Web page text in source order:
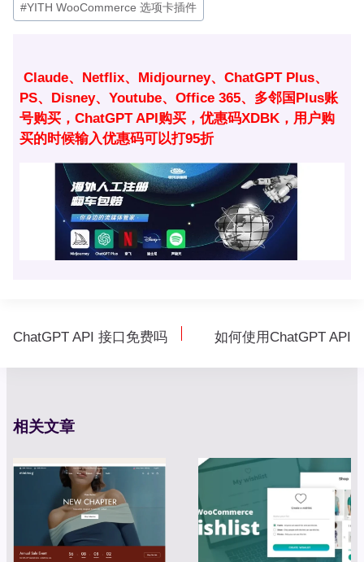
标
#YITH WooCommerce 选项卡插件
Claude、Netflix、Midjourney、ChatGPT Plus、
PS、Disney、Youtube、Office 365、多邻国Plus账
号购买，ChatGPT API购买，优惠码XDBK，用户购
买的时候输入优惠码可以打95折
文
ChatGPT API 接口免费吗 如何使用ChatGPT API
相关文章